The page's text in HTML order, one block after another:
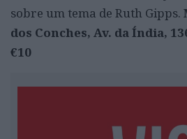
sobre um tema de Ruth Gipps.
dos Conches, Av. da Índia,
€10